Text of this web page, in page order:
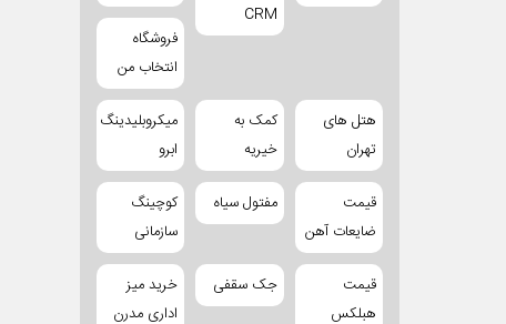
CRM
فروشگاه
انتخاب من
هتل های
تهران
کمک به
خیریه
میکروبلیدینگ
ابرو
قیمت
ضایعات آهن
مفتول سیاه
کوچینگ
سازمانی
قیمت
هبلکس
جک سقفی
خرید میز
اداری مدرن